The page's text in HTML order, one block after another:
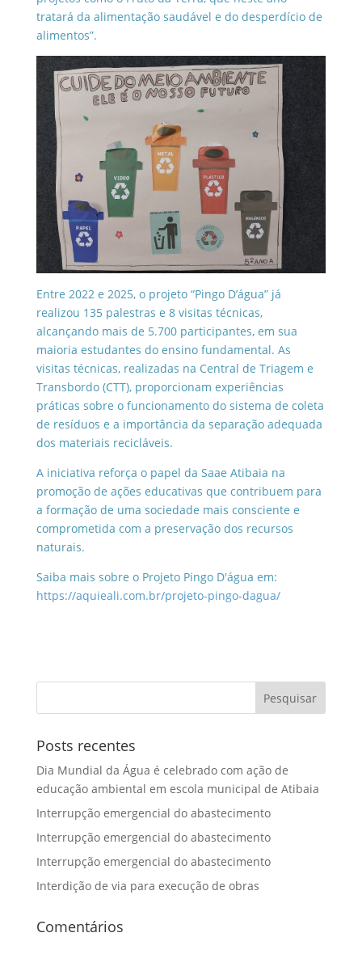
tratará da alimentação saudável e do desperdício de
alimentos”.
Entre 2022 e 2025, o projeto “Pingo D’água” já
realizou 135 palestras e 8 visitas técnicas,
alcançando mais de 5.700 participantes, em sua
maioria estudantes do ensino fundamental. As
visitas técnicas, realizadas na Central de Triagem e
Transbordo (CTT), proporcionam experiências
práticas sobre o funcionamento do sistema de coleta
de resíduos e a importância da separação adequada
dos materiais recicláveis.
A iniciativa reforça o papel da Saae Atibaia na
promoção de ações educativas que contribuem para
a formação de uma sociedade mais consciente e
comprometida com a preservação dos recursos
naturais.
Saiba mais sobre o Projeto Pingo D'água em:
https://aquieali.com.br/projeto-pingo-dagua/
Posts recentes
Dia Mundial da Água é celebrado com ação de
educação ambiental em escola municipal de Atibaia
Interrupção emergencial do abastecimento
Interrupção emergencial do abastecimento
Interrupção emergencial do abastecimento
Interdição de via para execução de obras
Comentários